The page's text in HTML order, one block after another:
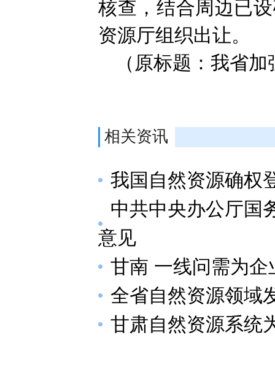
核查，结合周边已
资源厅组织出让。
（原标题：我省
相关资讯
我国自然资源确权
中共中央办公厅国
意见
甘南 一线问需为企
全省自然资源领域
甘肃自然资源系统